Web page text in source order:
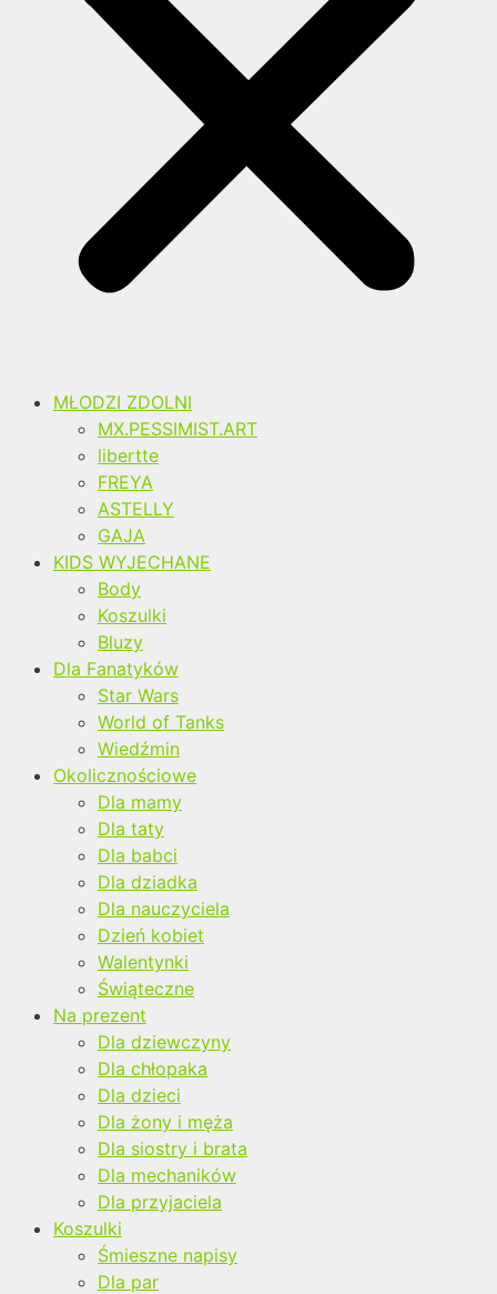
MŁODZI ZDOLNI
MX.PESSIMIST.ART
libertte
FREYA
ASTELLY
GAJA
KIDS WYJECHANE
Body
Koszulki
Bluzy
Dla Fanatyków
Star Wars
World of Tanks
Wiedźmin
Okolicznościowe
Dla mamy
Dla taty
Dla babci
Dla dziadka
Dla nauczyciela
Dzień kobiet
Walentynki
Świąteczne
Na prezent
Dla dziewczyny
Dla chłopaka
Dla dzieci
Dla żony i męża
Dla siostry i brata
Dla mechaników
Dla przyjaciela
Koszulki
Śmieszne napisy
Dla par